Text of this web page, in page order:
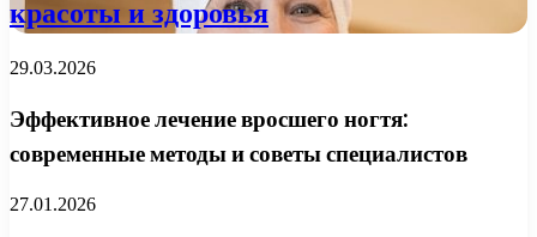
красоты и здоровья
29.03.2026
Эффективное лечение вросшего ногтя:
современные методы и советы специалистов
27.01.2026